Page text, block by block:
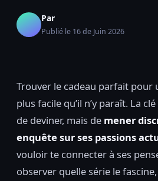
Par
Publié le 16 de Juin 2026
Trouver le cadeau parfait pour
plus facile qu’il n’y paraît. La
de deviner, mais de mener
enquête sur ses passions
vouloir te connecter à ses
observer quelle série le